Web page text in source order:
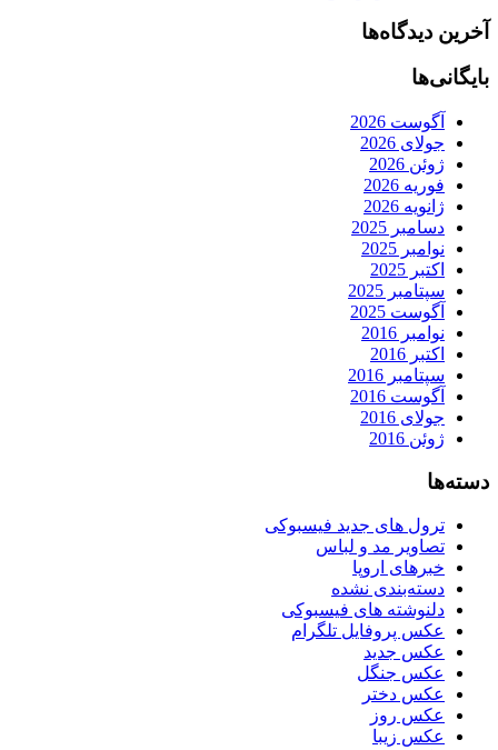
آخرین دیدگاه‌ها
بایگانی‌ها
آگوست 2026
جولای 2026
ژوئن 2026
فوریه 2026
ژانویه 2026
دسامبر 2025
نوامبر 2025
اکتبر 2025
سپتامبر 2025
آگوست 2025
نوامبر 2016
اکتبر 2016
سپتامبر 2016
آگوست 2016
جولای 2016
ژوئن 2016
دسته‌ها
ترول های جدید فیسبوکی
تصاویر مد و لباس
خبرهای اروپا
دسته‌بندی نشده
دلنوشته های فیسبوکی
عکس پروفایل تلگرام
عکس جدید
عکس جنگل
عکس دختر
عکس روز
عکس زیبا